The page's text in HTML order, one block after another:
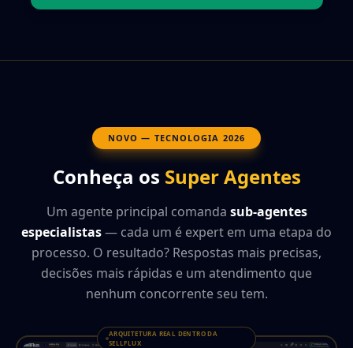
NOVO — TECNOLOGIA 2026
Conheça os Super Agentes
Um agente principal comanda sub-agentes
especialistas— cada um é expert em uma etapa do
processo. O resultado? Respostas mais precisas,
decisões mais rápidas e um atendimento que
nenhum concorrente seu tem.
ARQUITETURA REAL DENTRO DA
SELLFLUX